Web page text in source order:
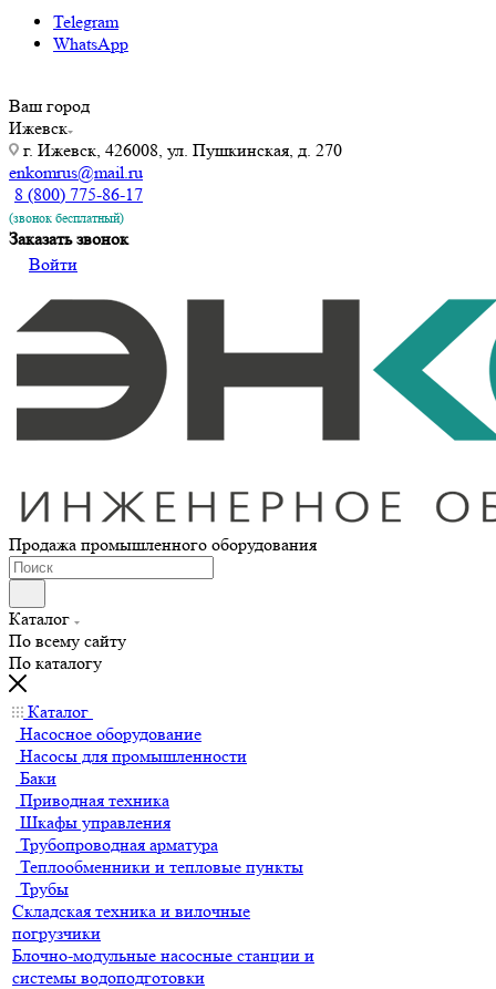
Telegram
WhatsApp
Ваш город
Ижевск
г. Ижевск, 426008, ул. Пушкинская, д. 270
enkomrus@mail.ru
8 (800) 775-86-17
(звонок бесплатный)
Заказать звонок
Войти
Продажа промышленного оборудования
Каталог
По всему сайту
По каталогу
Каталог
Насосное оборудование
Насосы для промышленности
Баки
Приводная техника
Шкафы управления
Трубопроводная арматура
Теплообменники и тепловые пункты
Трубы
Складская техника и вилочные
погрузчики
Блочно-модульные насосные станции и
системы водоподготовки